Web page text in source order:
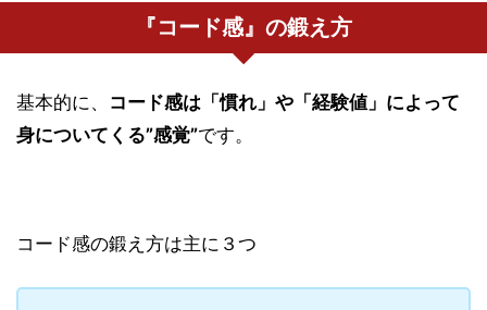
『コード感』の鍛え方
基本的に、 コード感は「慣れ」や「経験値」によって
身についてくる”感覚”です。
コード感の鍛え方は主に３つ